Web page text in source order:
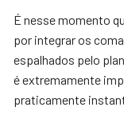
É nesse momento
por integrar os
espalhados pelo
é extremamente
praticamente